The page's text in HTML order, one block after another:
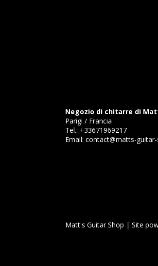
Negozio di chitarre di
Parigi / Francia
Tel.: +33671969217
Email:contact@matts-
Matt's Guitar Shop | Site